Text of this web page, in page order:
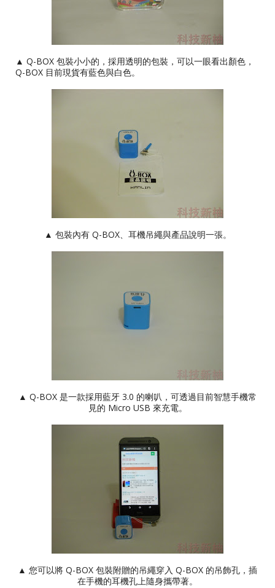
▲ Q-BOX 包裝小小的，採用透明的包裝，可以一眼看出顏色，
Q-BOX 目前現貨有藍色與白色。
▲ 包裝內有 Q-BOX、耳機吊繩與產品說明一張。
▲ Q-BOX 是一款採用藍牙 3.0 的喇叭，可透過目前智慧手機常
見的 Micro USB 來充電。
▲ 您可以將 Q-BOX 包裝附贈的吊繩穿入 Q-BOX 的吊飾孔，插
在手機的耳機孔上隨身攜帶著。